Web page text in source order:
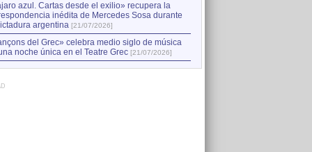
azul. Cartas desde el exilio» recupera la
inédita de Mercedes Sosa durante
argentina [21/07/2026]
del Grec» celebra medio siglo de música
noche única en el Teatre Grec [21/07/2026]